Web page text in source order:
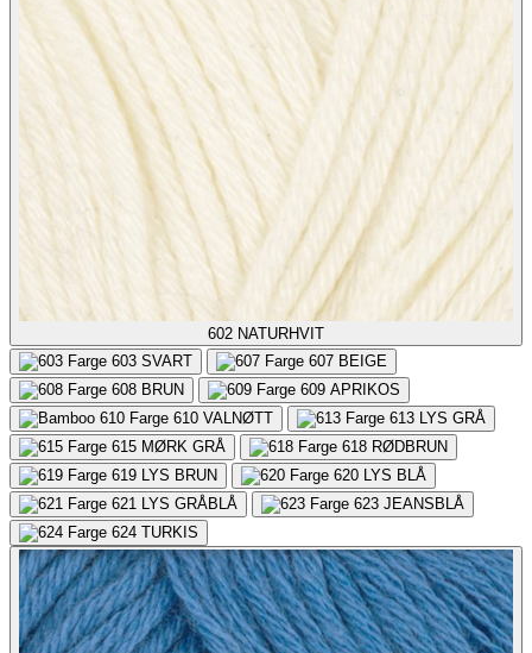
602 NATURHVIT
603 SVART 607 BEIGE
608 BRUN 609 APRIKOS
610 VALNØTT 613 LYS GRÅ
615 MØRK GRÅ 618 RØDBRUN
619 LYS BRUN 620 LYS BLÅ
621 LYS GRÅBLÅ 623 JEANSBLÅ
624 TURKIS